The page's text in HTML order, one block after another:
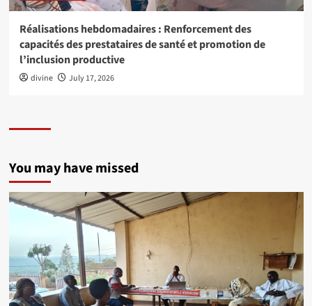
Réalisations hebdomadaires : Renforcement des
capacités des prestataires de santé et promotion de
l’inclusion productive
divine July 17, 2026
You may have missed